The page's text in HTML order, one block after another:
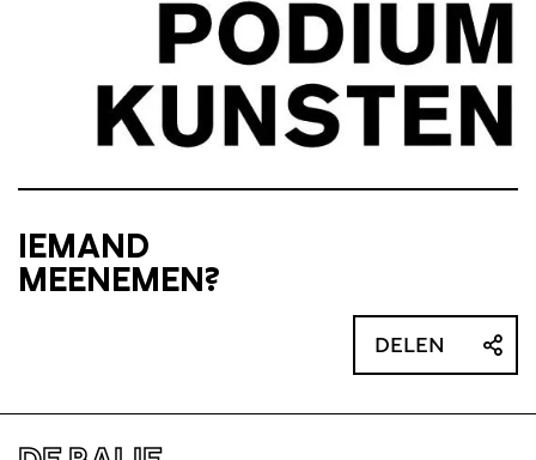
IEMAND
MEENEMEN?
DELEN